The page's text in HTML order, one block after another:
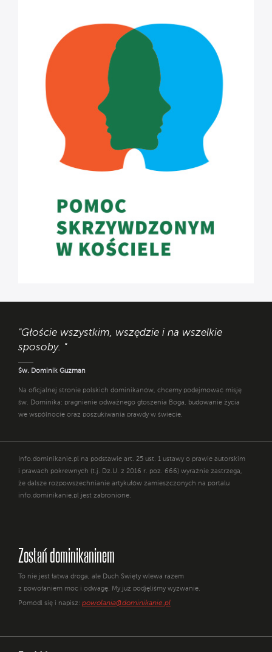
"Głoście wszystkim, wszędzie i na wszelkie
sposoby. "
Św. Dominik Guzman
Na oficjalnej stronie polskich dominikanów, chcemy podejmować misję
św. Dominika: pragnienie odważnego głoszenia Boga, budowanie życia
we wspólnocie oraz poszukiwania prawdy w świecie.
Info.dominikanie.pl na podstawie art. 25 ust. 1 ustawy o prawie autorskim
i prawach pokrewnych (t.j. Dz.U. z 2016 r. poz. 666) wyraźnie zastrzega,
że dalsze rozpowszechnianie artykułów zamieszczonych na portalu
info.dominikanie.pl jest zabronione.
Zostań dominikaninem
To nie jest łatwa droga, ale Duch Święty wlewa razem
z powołaniem moc i odwagę. My już podjęliśmy wyzwanie.
Pomódl się i napisz: powolania@dominikanie.pl